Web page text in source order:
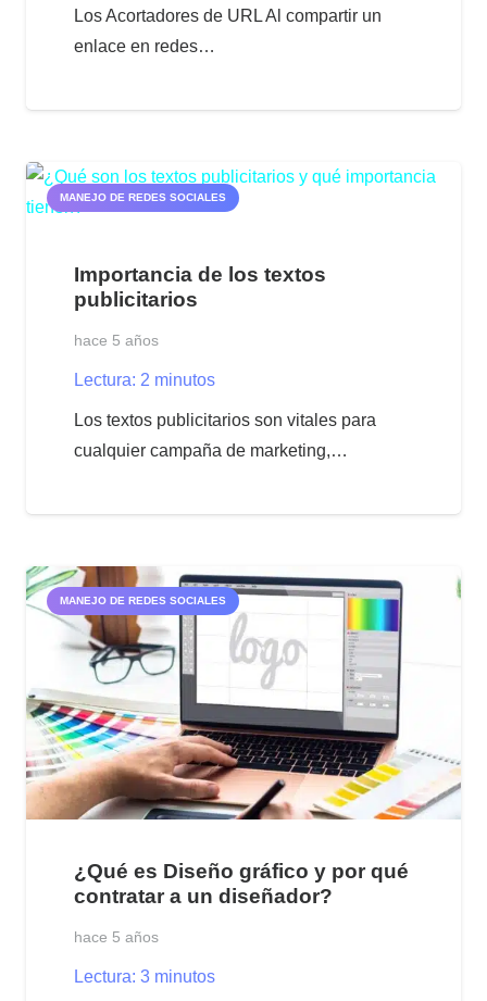
Los Acortadores de URL Al compartir un
enlace en redes…
MANEJO DE REDES SOCIALES
Importancia de los textos
publicitarios
hace 5 años
Lectura: 2 minutos
Los textos publicitarios son vitales para
cualquier campaña de marketing,…
MANEJO DE REDES SOCIALES
¿Qué es Diseño gráfico y por qué
contratar a un diseñador?
hace 5 años
Lectura: 3 minutos